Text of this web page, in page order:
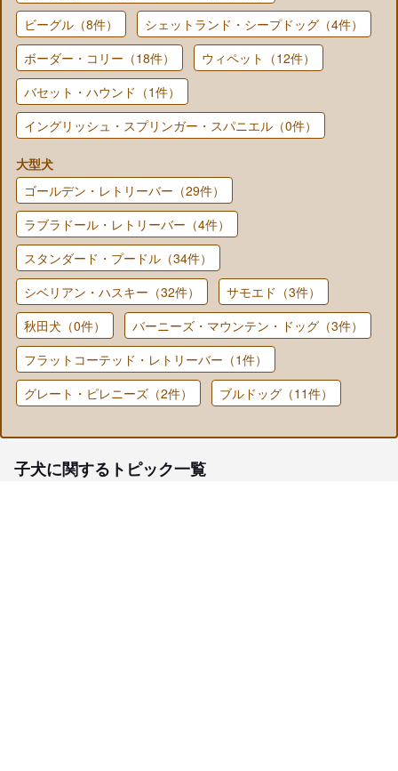
ビーグル（8件）
シェットランド・シープドッグ（4件）
ボーダー・コリー（18件）
ウィペット（12件）
バセット・ハウンド（1件）
イングリッシュ・スプリンガー・スパニエル（0件）
大型犬
ゴールデン・レトリーバー（29件）
ラブラドール・レトリーバー（4件）
スタンダード・プードル（34件）
シベリアン・ハスキー（32件）
サモエド（3件）
秋田犬（0件）
バーニーズ・マウンテン・ドッグ（3件）
フラットコーテッド・レトリーバー（1件）
グレート・ピレニーズ（2件）
ブルドッグ（11件）
子犬に関するトピック一覧